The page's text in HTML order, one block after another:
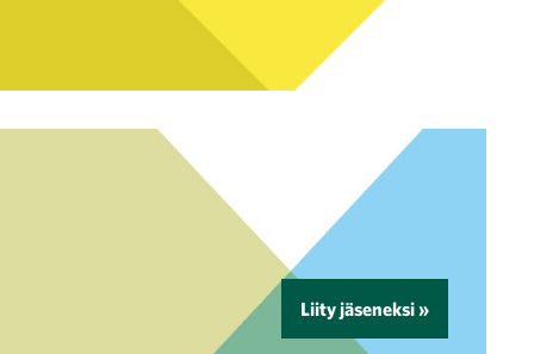
Liity jäseneksi »